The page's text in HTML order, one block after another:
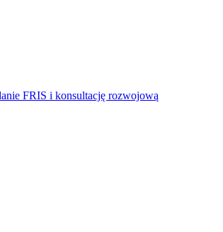
FRIS i konsultację rozwojową